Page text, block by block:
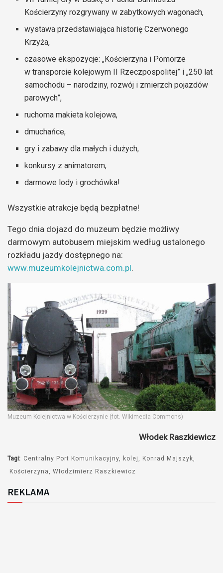
Kościerzyny rozgrywany w zabytkowych wagonach,
wystawa przedstawiająca historię Czerwonego
Krzyża,
czasowe ekspozycje: „Kościerzyna i Pomorze
w transporcie kolejowym II Rzeczpospolitej” i „250 lat
samochodu – narodziny, rozwój i zmierzch pojazdów
parowych”,
ruchoma makieta kolejowa,
dmuchańce,
gry i zabawy dla małych i dużych,
konkursy z animatorem,
darmowe lody i grochówka!
Wszystkie atrakcje będą bezpłatne!
Tego dnia dojazd do muzeum będzie możliwy
darmowym autobusem miejskim według ustalonego
rozkładu jazdy dostępnego na:
www.muzeumkolejnictwa.com.pl.
Muzeum Kolejnictwa w Kościerzynie (fot. Wikimedia Commons)
Włodek Raszkiewicz
Tagi: Centralny Port Komunikacyjny kolej
Konrad Majszyk
Kościerzyna
Włodzimierz Raszkiewicz
REKLAMA